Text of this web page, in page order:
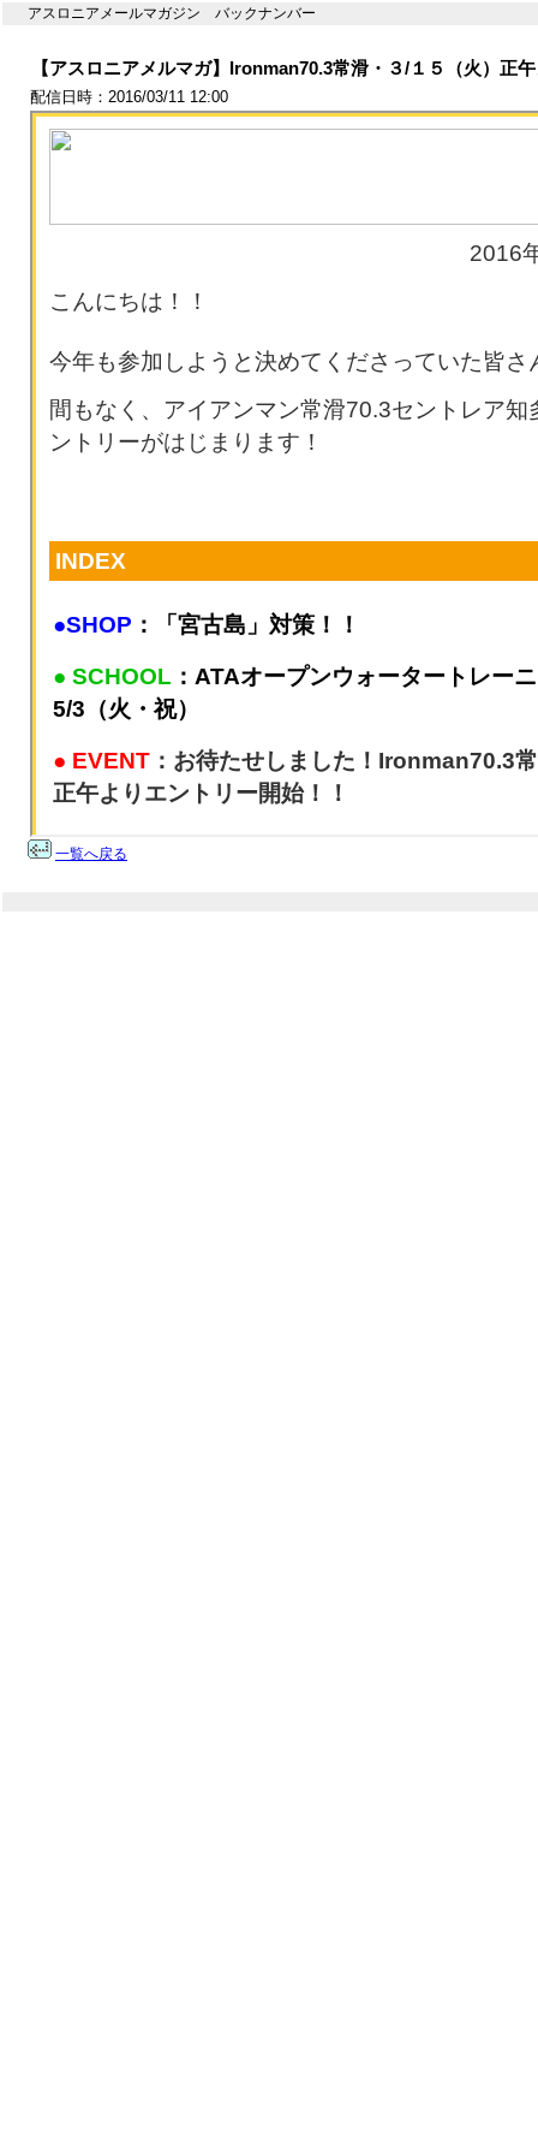
アスロニアメールマガジン バックナンバー
【アスロニアメルマガ】Ironman70.3常滑・３/１５（火）正
配信日時：2016/03/11 12:00
一覧へ戻る